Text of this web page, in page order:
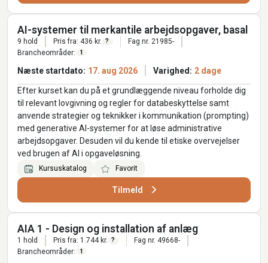
AI-systemer til merkantile arbejdsopgaver, basal
9 hold Pris fra: 436 kr. ?
Fag nr. 21985-
Brancheområder:
1
Næste startdato: 17. aug 2026 Varighed: 2 dage
Efter kurset kan du på et grundlæggende niveau forholde dig
til relevant lovgivning og regler for databeskyttelse samt
anvende strategier og teknikker i kommunikation (prompting)
med generative AI-systemer for at løse administrative
arbejdsopgaver. Desuden vil du kende til etiske overvejelser
ved brugen af AI i opgaveløsning.
Kursuskatalog Favorit
Tilmeld
AIA 1 - Design og installation af anlæg
1 hold Pris fra: 1.744 kr. ?
Fag nr. 49668-
Brancheområder:
1